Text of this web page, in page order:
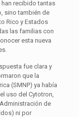
recibido tantas
sino también de
Rico y Estados
las familias con
esta nueva
fue clara y
que la
(SMNP) ya había
uso del Cytotron,
de
ni por